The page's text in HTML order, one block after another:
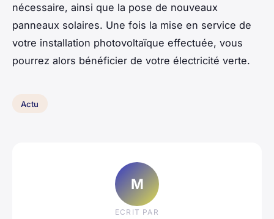
nécessaire, ainsi que la pose de nouveaux
panneaux solaires. Une fois la mise en service de
votre installation photovoltaïque effectuée, vous
pourrez alors bénéficier de votre électricité verte.
Actu
M
ECRIT PAR